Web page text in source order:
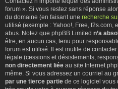
forum ». Si vous restez sans réponse
du domaine (en faisant une recherche
utilisé (exemple : Yahoo!, Free, f2s.com,
abus. Notez que phpBB Limited n’a
être, en aucun cas, tenu pour
forum est utilisé. Il est inutile de
légale (cessions et désistements,
non directement liée au site Internet
même. Si vous adressez un courriel au
par une tierce partie de ce logiciel vous